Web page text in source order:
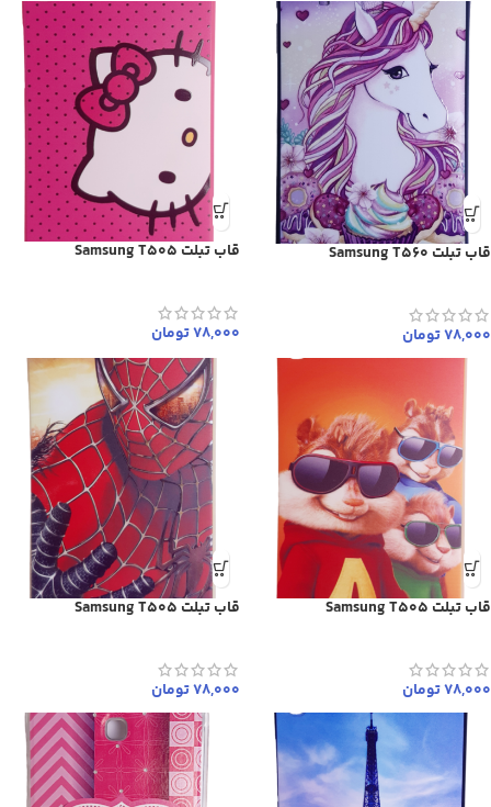
قاب تبلت Samsung T560
78,000تومان
قاب تبلت Samsung T505
78,000تومان
قاب تبلت Samsung T505
78,000تومان
قاب تبلت Samsung T505
78,000تومان